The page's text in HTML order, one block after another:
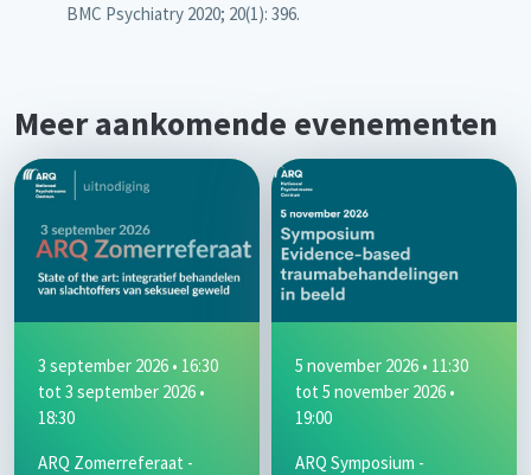
BMC Psychiatry 2020; 20(1): 396.
Meer aankomende evenementen
3 september 2026 • 16:30
tot 3 september 2026 •
18:30
ARQ Zomerreferaat -
5 november 2026 • 11:30
tot 5 november 2026 •
19:00
ARQ Symposium -